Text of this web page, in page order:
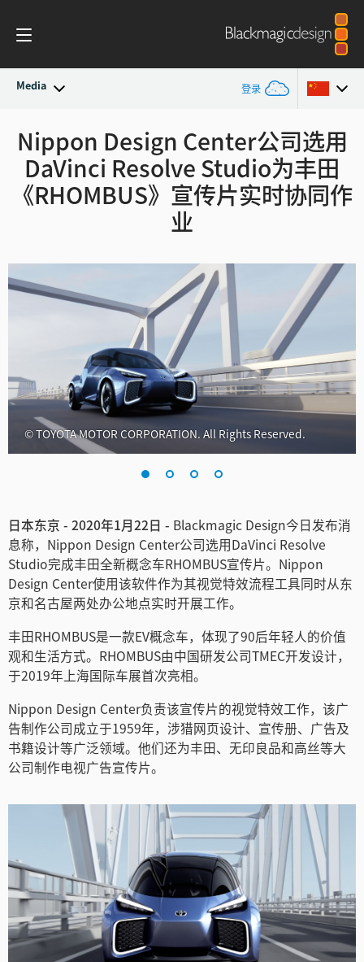
Media 登录
最新动态
新闻存档
Argentina
Australia
Austria
Denmark
Finland
France
Germany
India
Italy
Japan
Korea
Mexico
Malaysia
Netherlands
New Zealand
Norway
Poland
Portugal
Singapore
South Africa
Nippon Design Center公司选用
DaVinci Resolve Studio为丰田
《RHOMBUS》宣传片实时协同作
业
© TOYOTA MOTOR CORPORATION. All Rights Reserved.
日本东京 - 2020年1月22日 - Blackmagic Design今日发布消
息称，Nippon Design Center公司选用DaVinci Resolve
Studio完成丰田全新概念车RHOMBUS宣传片。Nippon
Design Center使用该软件作为其视觉特效流程工具同时从东
京和名古屋两处办公地点实时开展工作。
丰田RHOMBUS是一款EV概念车，体现了90后年轻人的价值
观和生活方式。RHOMBUS由中国研发公司TMEC开发设计，
于2019年上海国际车展首次亮相。
Nippon Design Center负责该宣传片的视觉特效工作，该广
告制作公司成立于1959年，涉猎网页设计、宣传册、广告及
书籍设计等广泛领域。他们还为丰田、无印良品和高丝等大
公司制作电视广告宣传片。